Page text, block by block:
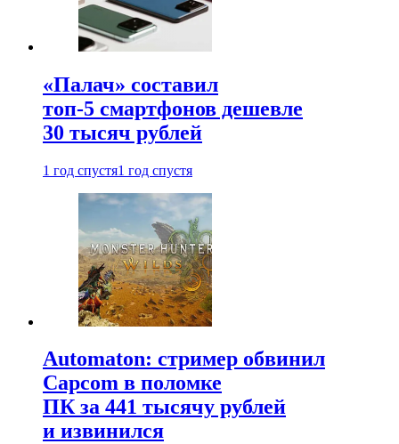
«Палач» составил
топ-5 смартфонов дешевле
30 тысяч рублей
1 год спустя1 год спустя
Automaton: стример обвинил
Capcom в поломке
ПК за 441 тысячу рублей
и извинился